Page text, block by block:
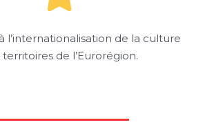
l’internationalisation de la culture
territoires de l’Eurorégion.